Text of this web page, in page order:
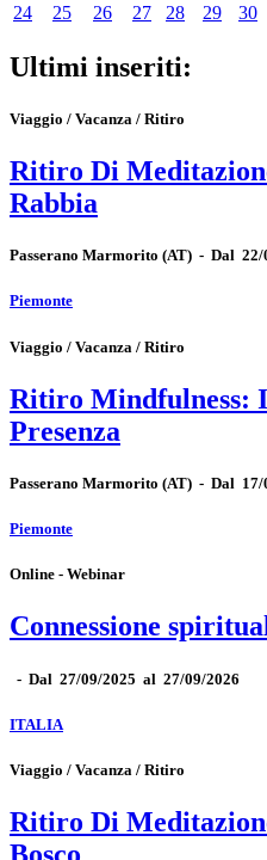
24
25 26 27 28 29 30
Ultimi inseriti:
Viaggio / Vacanza / Ritiro
Ritiro Di
Rabbia
Passerano Marmorito (AT) - Dal 22/
Piemonte
Viaggio / Vacanza / Ritiro
Ritiro Mindfulness:
Presenza
Passerano Marmorito (AT) - Dal 17/
Piemonte
Online - Webinar
Connessione
- Dal 27/09/2025 al 27/09/2026
ITALIA
Viaggio / Vacanza / Ritiro
Ritiro Di